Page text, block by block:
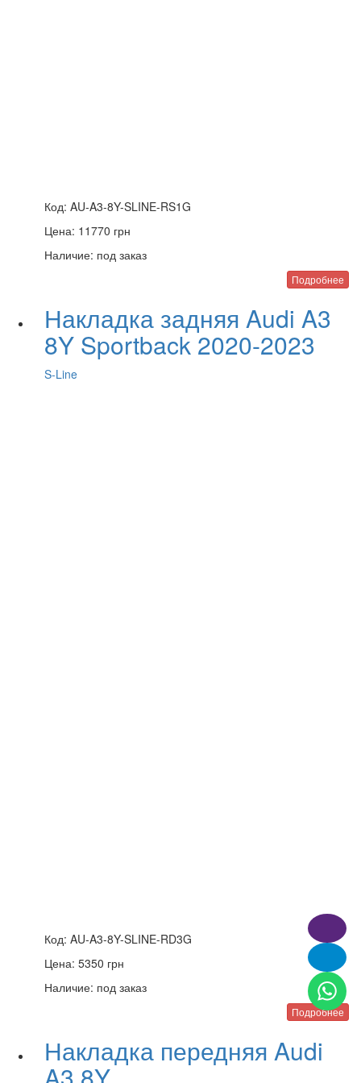
Код: AU-A3-8Y-SLINE-RS1G
Цена: 11770 грн
Наличие: под заказ
Подробнее
Накладка задняя Audi A3
8Y Sportback 2020-2023
S-Line
Код: AU-A3-8Y-SLINE-RD3G
Цена: 5350 грн
Наличие: под заказ
Подробнее
Накладка передняя Audi